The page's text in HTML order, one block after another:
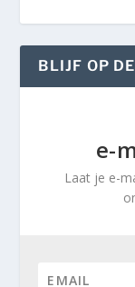
BLIJF OP
e-
Laat je e-